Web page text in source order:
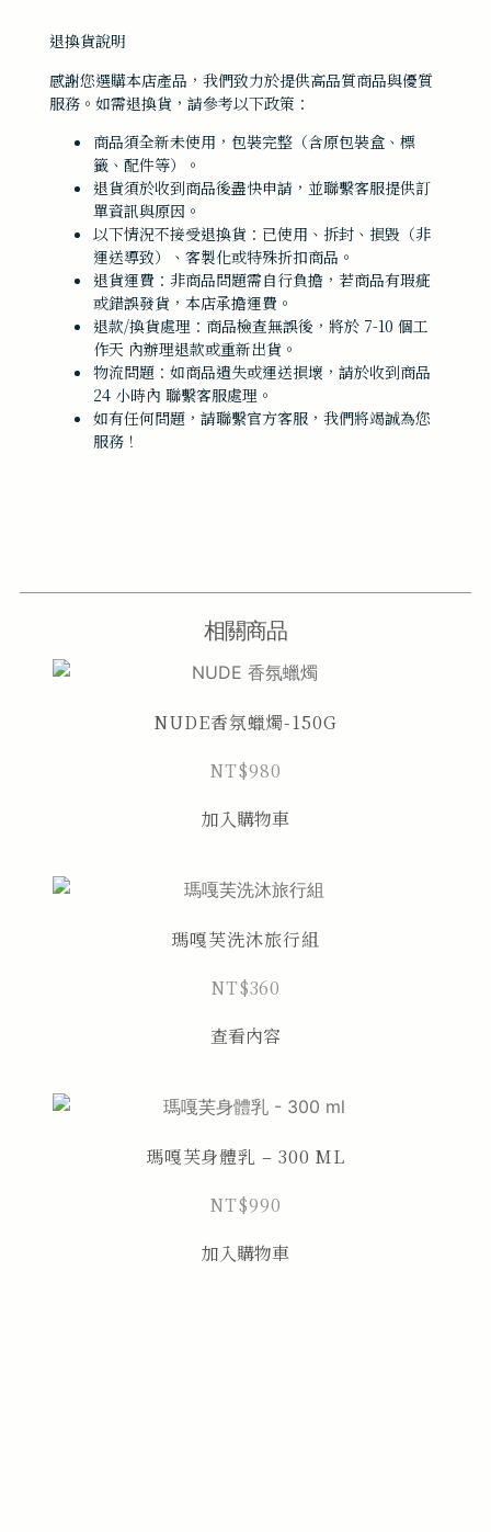
退換貨說明
感謝您選購本店產品，我們致力於提供高品質商品與優質
服務。如需退換貨，請參考以下政策：
商品須全新未使用，包裝完整（含原包裝盒、標
籤、配件等）。
退貨須於收到商品後盡快申請，並聯繫客服提供訂
單資訊與原因。
以下情況不接受退換貨：已使用、拆封、損毀（非
運送導致）、客製化或特殊折扣商品。
退貨運費：非商品問題需自行負擔，若商品有瑕疵
或錯誤發貨，本店承擔運費。
退款/換貨處理：商品檢查無誤後，將於 7-10 個工
作天 內辦理退款或重新出貨。
物流問題：如商品遺失或運送損壞，請於收到商品
24 小時內 聯繫客服處理。
如有任何問題，請聯繫官方客服，我們將竭誠為您
服務！
相關商品
NUDE香氛蠟燭-150G
NT$980
加入購物車
瑪嘎芙洗沐旅行組
NT$360
查看內容
瑪嘎芙身體乳 – 300 ML
NT$990
加入購物車